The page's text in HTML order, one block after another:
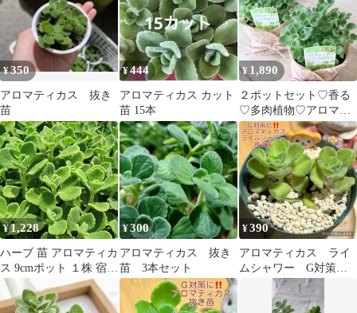
¥350
アロマティカス 抜き
苗
¥444
アロマティカス カット
苗 15本
¥ 1,890
２ポットセット♡香る
♡多肉植物♡アロマテ
ィカス♡ハーブ♡
¥1,228
ハーブ 苗 アロマティカ
ス 9cmポット １株 宿根
草 香りのお花 薬草
¥300
アロマティカス 抜き
苗 3本セット
¥390
アロマティカス ライ
ムシャワー G対策に‼️
抜き苗 根付き 2本
おさるさん